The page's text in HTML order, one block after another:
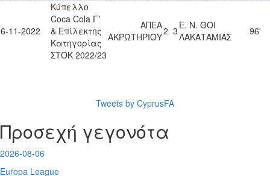
11-2022
Κύπελλο
Coca Cola Γ΄
& Επίλεκτης
Κατηγορίας
ΣΤΟΚ 2022/23
ΑΠΕΑ
ΑΚΡΩΤΗΡΙΟΥ2 3 Ε. Ν. ΘΟΙ
ΛΑΚΑΤΑΜΙΑΣ
96'
Tweets by CyprusFA
Προσεχή γεγονότα
2026-08-06
Europa League